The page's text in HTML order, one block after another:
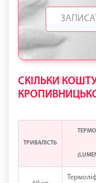
СКІЛЬКИ
ТРИВАЛІСТЬ